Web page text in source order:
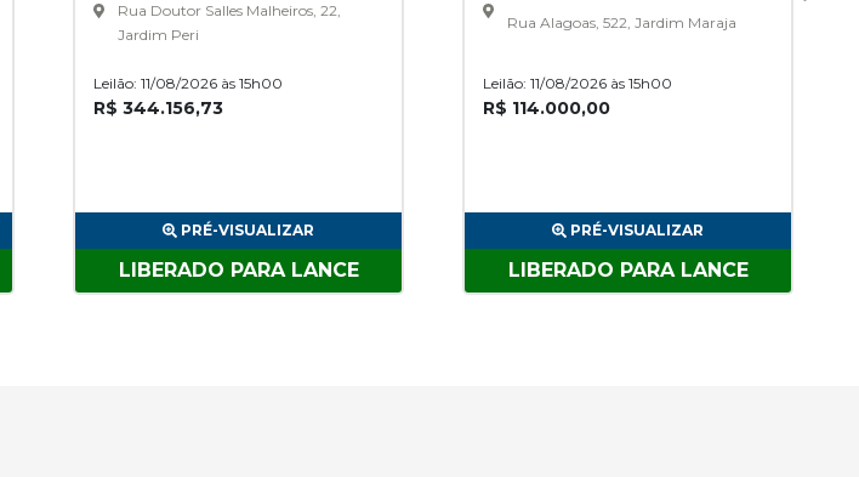
Rua Doutor Salles Malheiros, 22,
Jardim Peri
Leilão: 11/08/2026 às 15h00
R$ 344.156,73
PRÉ-VISUALIZAR
LIBERADO PARA LANCE
Rua Alagoas, 522, Jardim Maraja
Leilão: 11/08/2026 às 15h00
R$ 114.000,00
PRÉ-VISUALIZAR
LIBERADO PARA LANCE